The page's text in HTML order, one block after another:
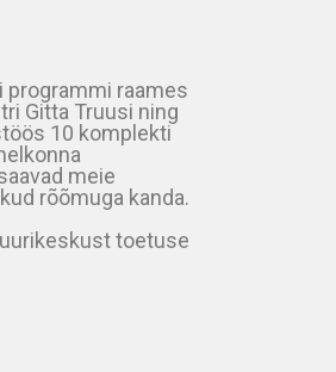
programmi raames
Gitta Truusi ning
10 komplekti
meie
rõõmuga kanda.
toetuse